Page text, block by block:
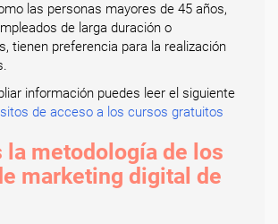
las personas mayores de 45 años,
de larga duración o
tienen preferencia para la realización
información puedes leer el siguiente
de acceso a los cursos gratuitos
la metodología de los
marketing digital de